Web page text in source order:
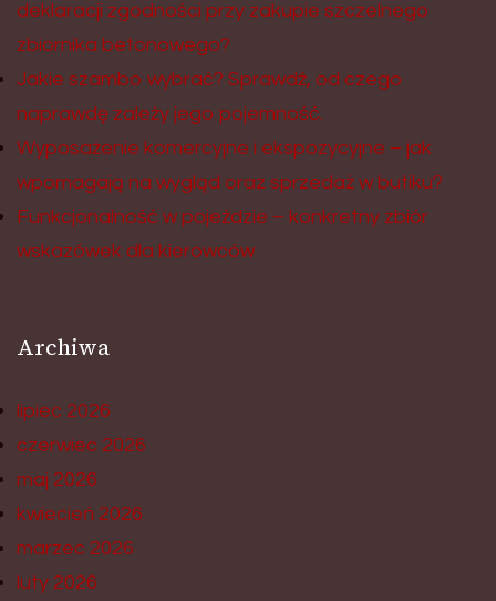
deklaracji zgodności przy zakupie szczelnego
zbiornika betonowego?
Jakie szambo wybrać? Sprawdź, od czego
naprawdę zależy jego pojemność.
Wyposażenie komercyjne i ekspozycyjne – jak
wpomagają na wygląd oraz sprzedaż w butiku?
Funkcjonalność w pojeździe – konkretny zbiór
wskazówek dla kierowców
Archiwa
lipiec 2026
czerwiec 2026
maj 2026
kwiecień 2026
marzec 2026
luty 2026